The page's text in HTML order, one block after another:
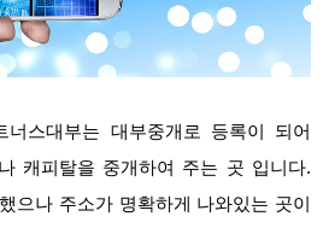
너스대부는 대부중개로 등록이 되어
캐피탈을 중개하여 주는 곳 입니다.
으나 주소가 명확하게 나와있는 곳이